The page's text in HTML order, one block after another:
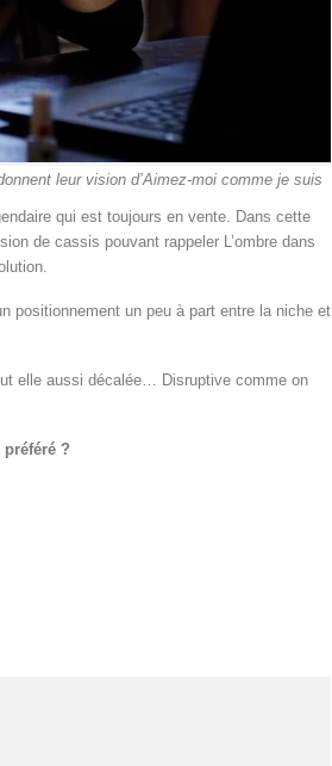
leur vision d’Aimez-moi comme je suis
qui est toujours en vente. Dans cette
de cassis pouvant rappeler L’ombre dans
positionnement un peu à part entre la niche et
elle aussi décalée… Disruptive comme on
?